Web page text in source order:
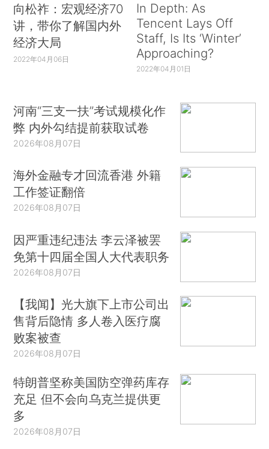
向松祚：宏观经济70
讲，带你了解国内外
经济大局
2022年04月06日
In Depth: As
Tencent Lays Off
Staff, Is Its ‘Winter’
Approaching?
2022年04月01日
河南“三支一扶”考试规模化作
弊 内外勾结提前获取试卷
2026年08月07日
海外金融专才回流香港 外籍
工作签证翻倍
2026年08月07日
因严重违纪违法 李云泽被罢
免第十四届全国人大代表职务
2026年08月07日
【我闻】光大旗下上市公司出
售背后隐情 多人卷入医疗腐
败案被查
2026年08月07日
特朗普坚称美国防空弹药库存
充足 但不会向乌克兰提供更
多
2026年08月07日